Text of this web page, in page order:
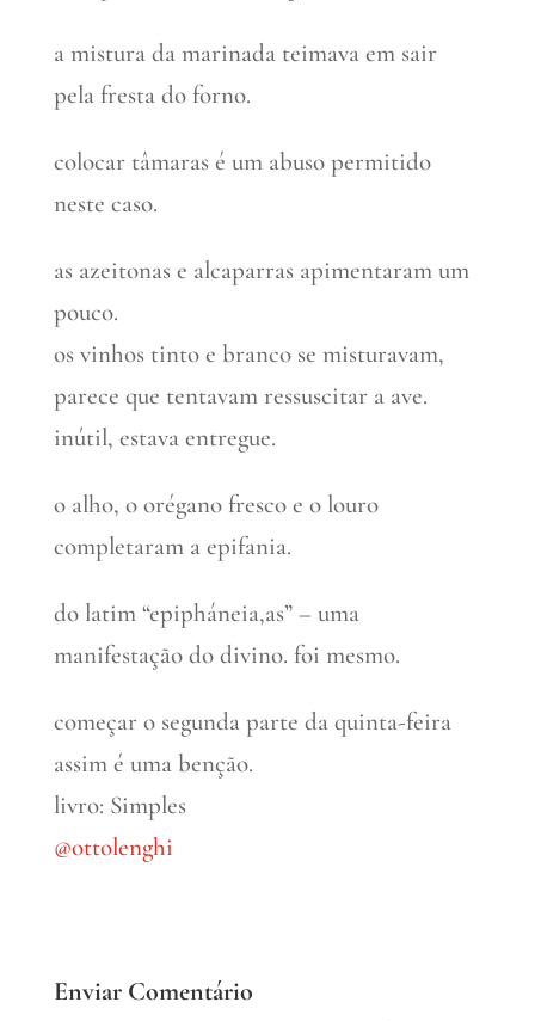
a mistura da marinada teimava em sair
pela fresta do forno.
colocar tâmaras é um abuso permitido
neste caso.
as azeitonas e alcaparras apimentaram um
pouco.
os vinhos tinto e branco se misturavam,
parece que tentavam ressuscitar a ave.
inútil, estava entregue.
o alho, o orégano fresco e o louro
completaram a epifania.
do latim “epipháneia,as” – uma
manifestação do divino. foi mesmo.
começar o segunda parte da quinta-feira
assim é uma benção.
livro: Simples
@ottolenghi
Enviar Comentário